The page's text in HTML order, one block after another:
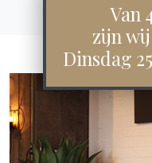
Van
zijn
Dinsdag